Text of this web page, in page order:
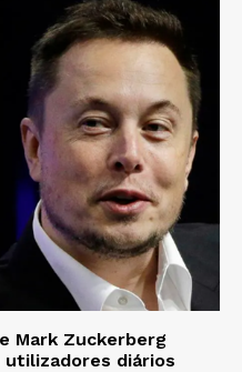
Mark Zuckerberg
utilizadores diários